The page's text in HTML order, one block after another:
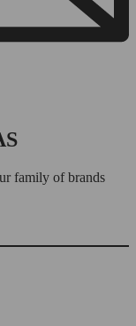
family of brands